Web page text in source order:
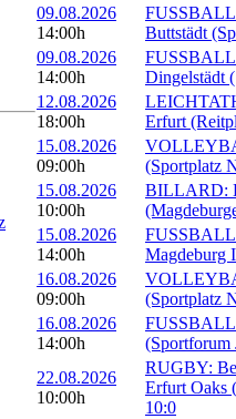
09.08.2026
14:00h
Buttstädt
09.08.2026
14:00h
Dingelstädt
12.08.2026
18:00h
Erfurt
15.08.2026
09:00h
(Sportplatz
15.08.2026
10:00h
BILLARD:
15.08.2026
14:00h
Magdeburg
16.08.2026
09:00h
(Sportplatz
16.08.2026
14:00h
(Sportforum
22.08.2026
10:00h
RUGBY:
Erfurt Oaks
10:0